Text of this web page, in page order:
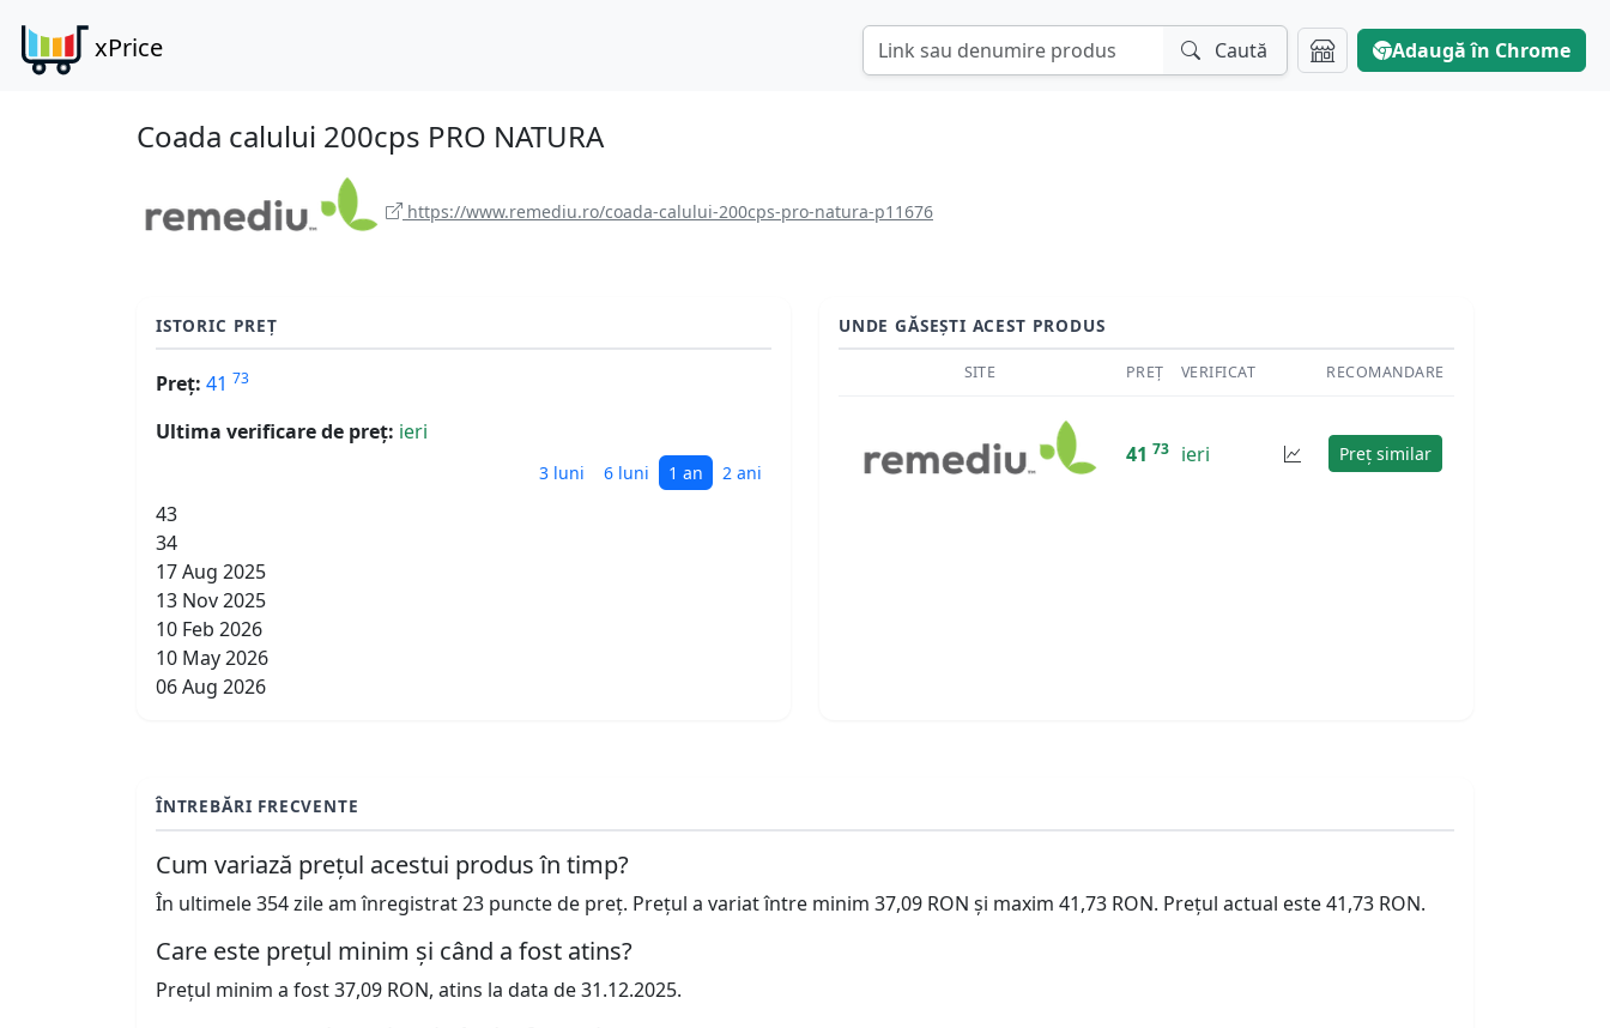
xPrice Caută Adaugă în Chrome
Coada calului 200cps PRO NATURA
https://www.remediu.ro/coada-calului-200cps-pro-natura-p11676
ISTORIC PREȚ
Preț: 41 73
Ultima verificare de preț: ieri
3 luni 6 luni 1 an 2 ani
43
34
17 Aug 2025
13 Nov 2025
10 Feb 2026
10 May 2026
06 Aug 2026
UNDE GĂSEȘTI ACEST PRODUS
SITE PREȚ VERIFICAT RECOMANDARE
41 73 ieri Preț similar
ÎNTREBĂRI FRECVENTE
Cum variază prețul acestui produs în timp?
În ultimele 354 zile am înregistrat 23 puncte de preț. Prețul a variat între minim 37,09 RON și maxim 41,73 RON. Prețul actual este 41,73 RON.
Care este prețul minim și când a fost atins?
Prețul minim a fost 37,09 RON, atins la data de 31.12.2025.